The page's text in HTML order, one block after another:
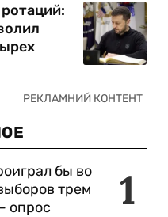
1
бы во
трем
опрос